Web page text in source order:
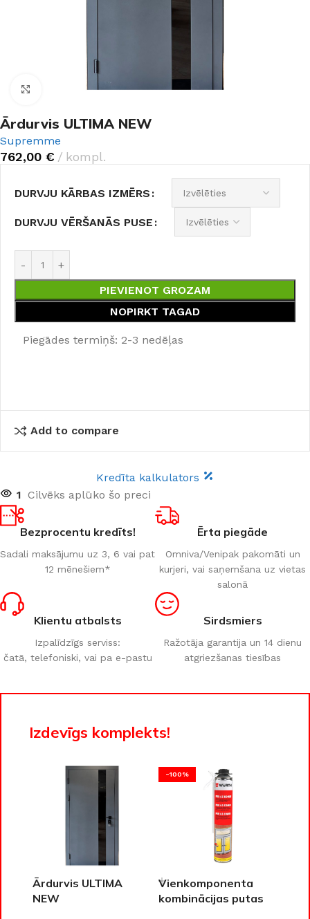
Noklikšķiniet, lai palielinātu
Ārdurvis ULTIMA NEW
Supremme
762,00 € kompl.
DURVJU KĀRBAS IZMĒRS
DURVJU VĒRŠANĀS PUSE
PIEVIENOT GROZAM
NOPIRKT TAGAD
Piegādes termiņš: 2-3 nedēļas
Add to compare
Kredīta kalkulators
1 Cilvēks aplūko šo preci
Bezprocentu kredīts!
Sadali maksājumu uz 3, 6 vai pat
12 mēnešiem*
Ērta piegāde
Omniva/Venipak pakomāti un
kurjeri, vai saņemšana uz vietas
salonā
Klientu atbalsts
Izpalīdzīgs serviss:
čatā, telefoniski, vai pa e-pastu
Sirdsmiers
Ražotāja garantija un 14 dienu
atgriezšanas tiesības
Izdevīgs komplekts!
Ārdurvis ULTIMA
NEW
-100%
Vienkomponenta
kombinācijas putas